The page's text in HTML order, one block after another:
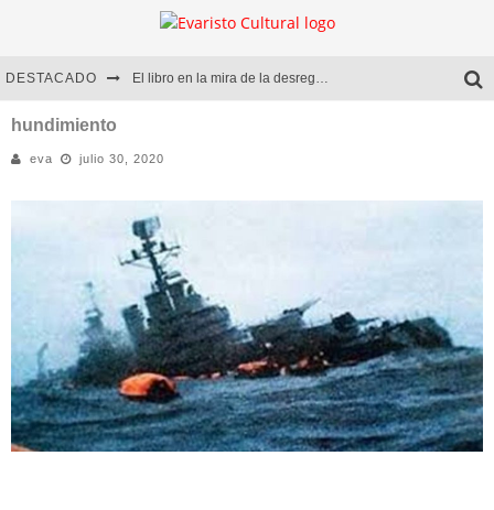
DESTACADO El libro en la mira de la desregulación
Diego Meret | Hotel Acapulco
Alejandra Correa | La nieve
hundimiento
eva julio 30, 2020